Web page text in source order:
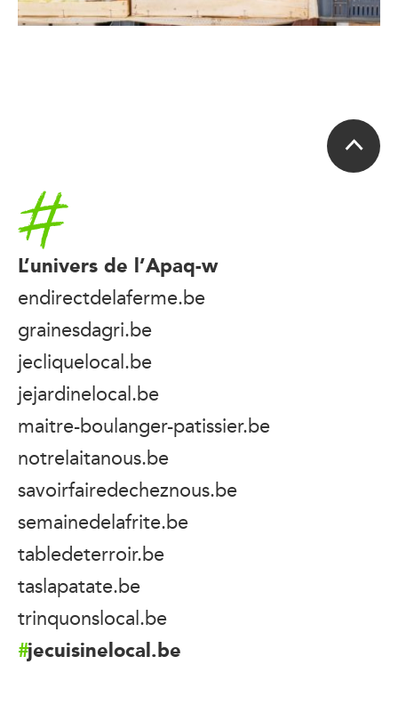
Accueil
L’univers de l’Apaq-w
endirectdelaferme.be
grainesdagri.be
jecliquelocal.be
jejardinelocal.be
maitre-boulanger-patissier.be
notrelaitanous.be
savoirfairedecheznous.be
semainedelafrite.be
tabledeterroir.be
taslapatate.be
trinquonslocal.be
jecuisinelocal.be